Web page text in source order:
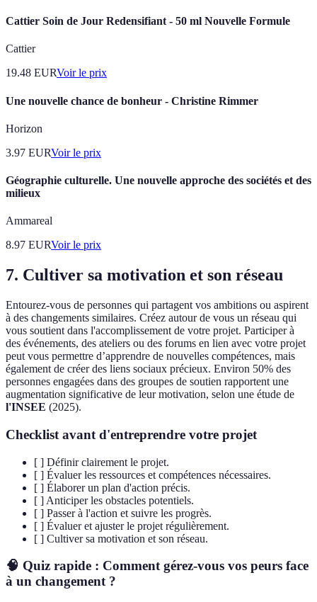
Cattier Soin de Jour Redensifiant - 50 ml Nouvelle Formule
Cattier
19.48 EURVoir le prix
Une nouvelle chance de bonheur - Christine Rimmer
Horizon
3.97 EURVoir le prix
Géographie culturelle. Une nouvelle approche des sociétés et des
milieux
Ammareal
8.97 EURVoir le prix
7. Cultiver sa motivation et son réseau
Entourez-vous de personnes qui partagent vos ambitions ou aspirent
à des changements similaires. Créez autour de vous un réseau qui
vous soutient dans l'accomplissement de votre projet. Participer à
des événements, des ateliers ou des forums en lien avec votre projet
peut vous permettre d’apprendre de nouvelles compétences, mais
également de créer des liens sociaux précieux. Environ 50% des
personnes engagées dans des groupes de soutien rapportent une
augmentation significative de leur motivation, selon une étude de
l'INSEE (2025).
Checklist avant d'entreprendre votre projet
[ ] Définir clairement le projet.
[ ] Évaluer les ressources et compétences nécessaires.
[ ] Élaborer un plan d'action précis.
[ ] Anticiper les obstacles potentiels.
[ ] Passer à l'action et suivre les progrès.
[ ] Évaluer et ajuster le projet régulièrement.
[ ] Cultiver sa motivation et son réseau.
🧠 Quiz rapide : Comment gérez-vous vos peurs face
à un changement ?